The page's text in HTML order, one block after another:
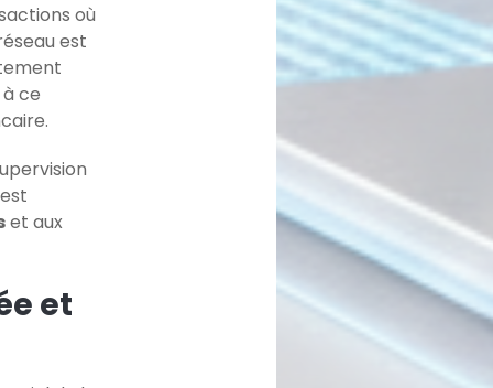
où
est
ce
et aux
et